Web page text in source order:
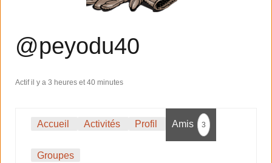
@peyodu40
Actif il y a 3 heures et 40 minutes
Accueil Activités Profil Amis 3
Groupes